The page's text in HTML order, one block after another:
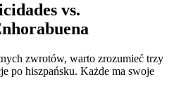
vs.
zwrotów, warto zrozumieć trzy
po hiszpańsku. Każde ma swoje